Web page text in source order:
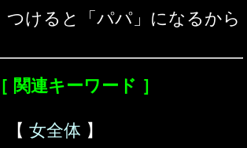
つけると「パパ」になるから
［ 関連キーワード ］
【 女全体 】